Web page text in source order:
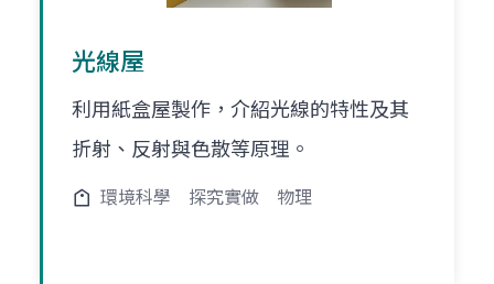
光線屋
利用紙盒屋製作，介紹光線的特性及其
折射、反射與色散等原理。
環境科學 探究實做 物理